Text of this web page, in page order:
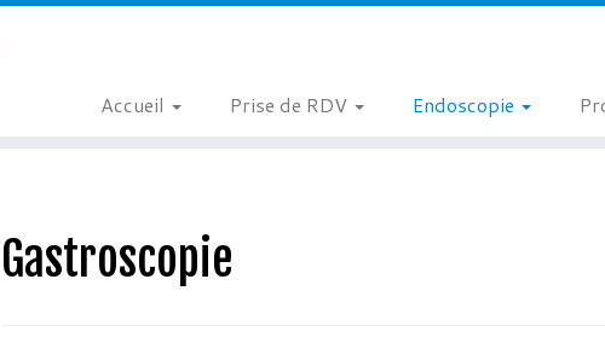
Accueil Prise de RDV Endoscopie
Gastroscopie